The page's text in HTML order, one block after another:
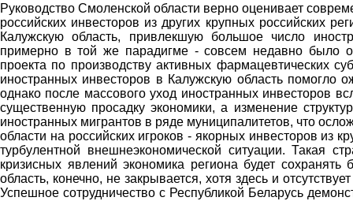
Руководство Смоленской области верно оценивает
российских инвесторов из других крупных российских
Калужскую область, привлекшую большое число
примерно в той же парадигме - совсем недавно было
проекта по производству активных фармацевтических
иностранных инвесторов в Калужскую область помогло
однако после массового уход иностранных инвесторов
существенную просадку экономики, а изменение
иностранных мигрантов в ряде муниципалитетов, что
области на российских игроков - якорных инвесторов из
турбулентной внешнеэкономической ситуации. Такая
кризисных явлений экономика региона будет
область, конечно, не закрывается, хотя здесь и
Успешное сотрудничество с Республикой Беларусь